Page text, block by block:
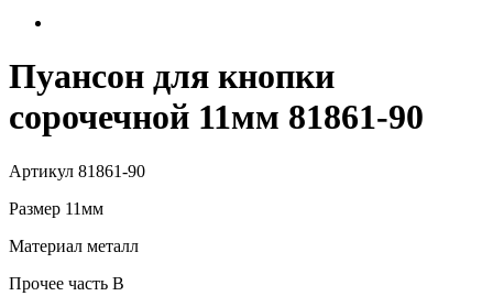
Пуансон для кнопки
сорочечной 11мм 81861-90
Артикул 81861-90
Размер 11мм
Материал металл
Прочее часть В